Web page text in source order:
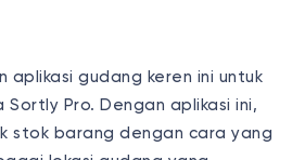
aplikasi gudang keren ini untuk
Sortly Pro. Dengan aplikasi ini,
stok barang dengan cara yang